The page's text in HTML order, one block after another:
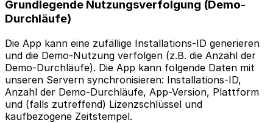
Grundlegende Nutzungsverfolgung (Demo-
Durchläufe)
Die App kann eine zufällige Installations-ID generieren
und die Demo-Nutzung verfolgen (z.B. die Anzahl der
Demo-Durchläufe). Die App kann folgende Daten mit
unseren Servern synchronisieren: Installations-ID,
Anzahl der Demo-Durchläufe, App-Version, Plattform
und (falls zutreffend) Lizenzschlüssel und
kaufbezogene Zeitstempel.